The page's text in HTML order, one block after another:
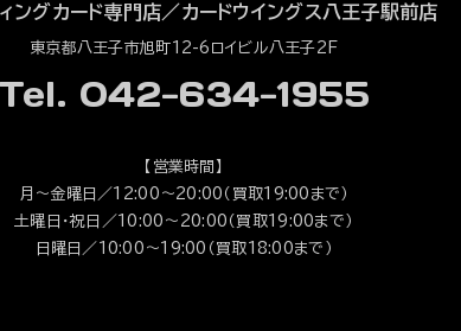
ィングカード専門店／カードウイングス八王子駅前店
東京都八王子市旭町12-6ロイビル八王子2F
Tel. 042-634-1955
【営業時間】
月～金曜日／12:00～20:00（買取19:00まで）
土曜日・祝日／10:00～20:00（買取19:00まで）
日曜日／10:00～19:00（買取18:00まで）